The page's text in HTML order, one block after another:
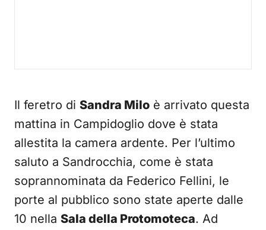
Il feretro di Sandra Milo è arrivato questa
mattina in Campidoglio dove è stata
allestita la camera ardente. Per l’ultimo
saluto a Sandrocchia, come è stata
soprannominata da Federico Fellini, le
porte al pubblico sono state aperte dalle
10 nella Sala della Protomoteca. Ad